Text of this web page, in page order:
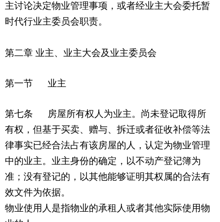
主讨论决定物业管理事项，或者经业主大会委托暂
时代行业主委员会职责。
第二章 业主、业主大会及业主委员会
第一节 业主
第七条 房屋所有权人为业主。尚未登记取得所
有权，但基于买卖、赠与、拆迁或者征收补偿等法
律事实已经合法占有该房屋的人，认定为物业管理
中的业主。业主身份的确定，以不动产登记簿为
准；没有登记的，以其他能够证明其权属的合法有
效文件为依据。
物业使用人是指物业的承租人或者其他实际使用物